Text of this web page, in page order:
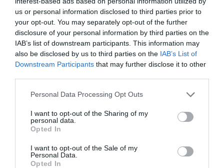
us or personal information disclosed to third parties prior to
your opt-out. You may separately opt-out of the further
disclosure of your personal information by third parties on the
IAB’s list of downstream participants. This information may
also be disclosed by us to third parties on the IAB’s List of
Downstream Participants that may further disclose it to other
Personal Data Processing Opt Outs
I want to opt-out of the Sharing of my
personal data.
Opted In
I want to opt-out of the Sale of my
Personal Data.
Opted In
της επιχείρησης που λειτουργεί πάνω από 50 χρόνια
και απασχολεί πάνω από 20 άτομα.
Σύμφωνα δε με πληροφορίες όταν η επιχείρηση
έκλεινε κάθε μεσημέρι, οι εργαζόμενοι κατέβαζαν τους
διακόπτες για να μην υπάρξει κίνδυνος πυρκαγιάς.